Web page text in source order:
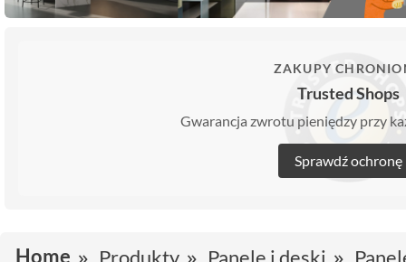
ZAKUPY
Trusted Shops
Gwarancja zwrotu pieniędzy przy
Sprawdź ochronę
Home Produkty Panele i deski